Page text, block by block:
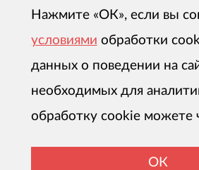
Нажмите «ОК», если вы
условиями обработки
данных о поведении на
необходимых для
обработку cookie можете
ОК